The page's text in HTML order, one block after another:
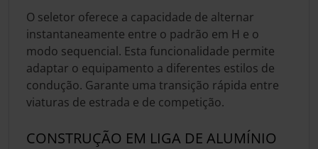
O seletor oferece a capacidade de alternar
instantaneamente entre o padrão em H e o
modo sequencial. Esta funcionalidade permite
adaptar o equipamento a diferentes estilos de
condução. Garante uma transição rápida entre
viaturas de estrada e de competição.
CONSTRUÇÃO EM LIGA DE ALUMÍNIO